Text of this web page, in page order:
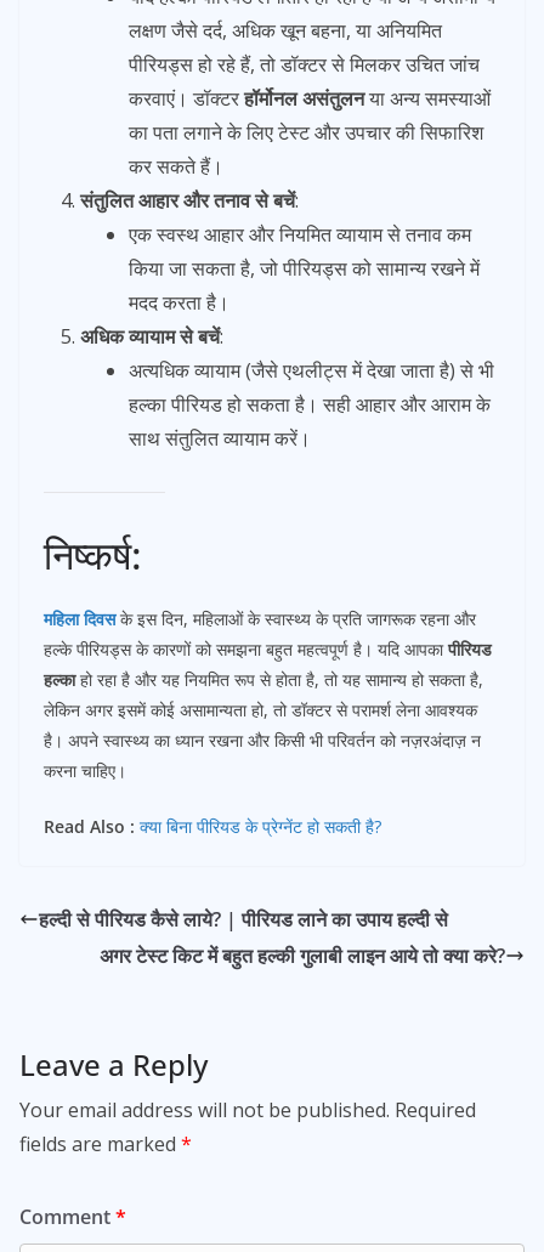
लक्षण जैसे दर्द, अधिक खून बहना, या अनियमित
पीरियड्स हो रहे हैं, तो डॉक्टर से मिलकर उचित जांच
करवाएं। डॉक्टरहॉर्मोनल असंतुलनया अन्य समस्याओं
का पता लगाने के लिए टेस्ट और उपचार की सिफारिश
कर सकते हैं।
संतुलित आहार और तनाव से बचें:
एक स्वस्थ आहार और नियमित व्यायाम से तनाव कम
किया जा सकता है, जो पीरियड्स को सामान्य रखने में
मदद करता है।
अधिक व्यायाम से बचें:
अत्यधिक व्यायाम (जैसे एथलीट्स में देखा जाता है) से भी
हल्का पीरियड हो सकता है। सही आहार और आराम के
साथ संतुलित व्यायाम करें।
निष्कर्ष:
महिला दिवसके इस दिन, महिलाओं के स्वास्थ्य के प्रति जागरूक रहना और
हल्के पीरियड्स के कारणों को समझना बहुत महत्वपूर्ण है। यदि आपकापीरियड
हल्काहो रहा है और यह नियमित रूप से होता है, तो यह सामान्य हो सकता है,
लेकिन अगर इसमें कोई असामान्यता हो, तो डॉक्टर से परामर्श लेना आवश्यक
है। अपने स्वास्थ्य का ध्यान रखना और किसी भी परिवर्तन को नज़रअंदाज़ न
करना चाहिए।
Read Also : क्या बिना पीरियड के प्रेग्नेंट हो सकती है?
हल्दी से पीरियड कैसे लाये? | पीरियड लाने का उपाय हल्दी से
अगर टेस्ट किट में बहुत हल्की गुलाबी लाइन आये तो क्या करे?
Leave a Reply
Your email address will not be published. Required
fields are marked *
Comment*